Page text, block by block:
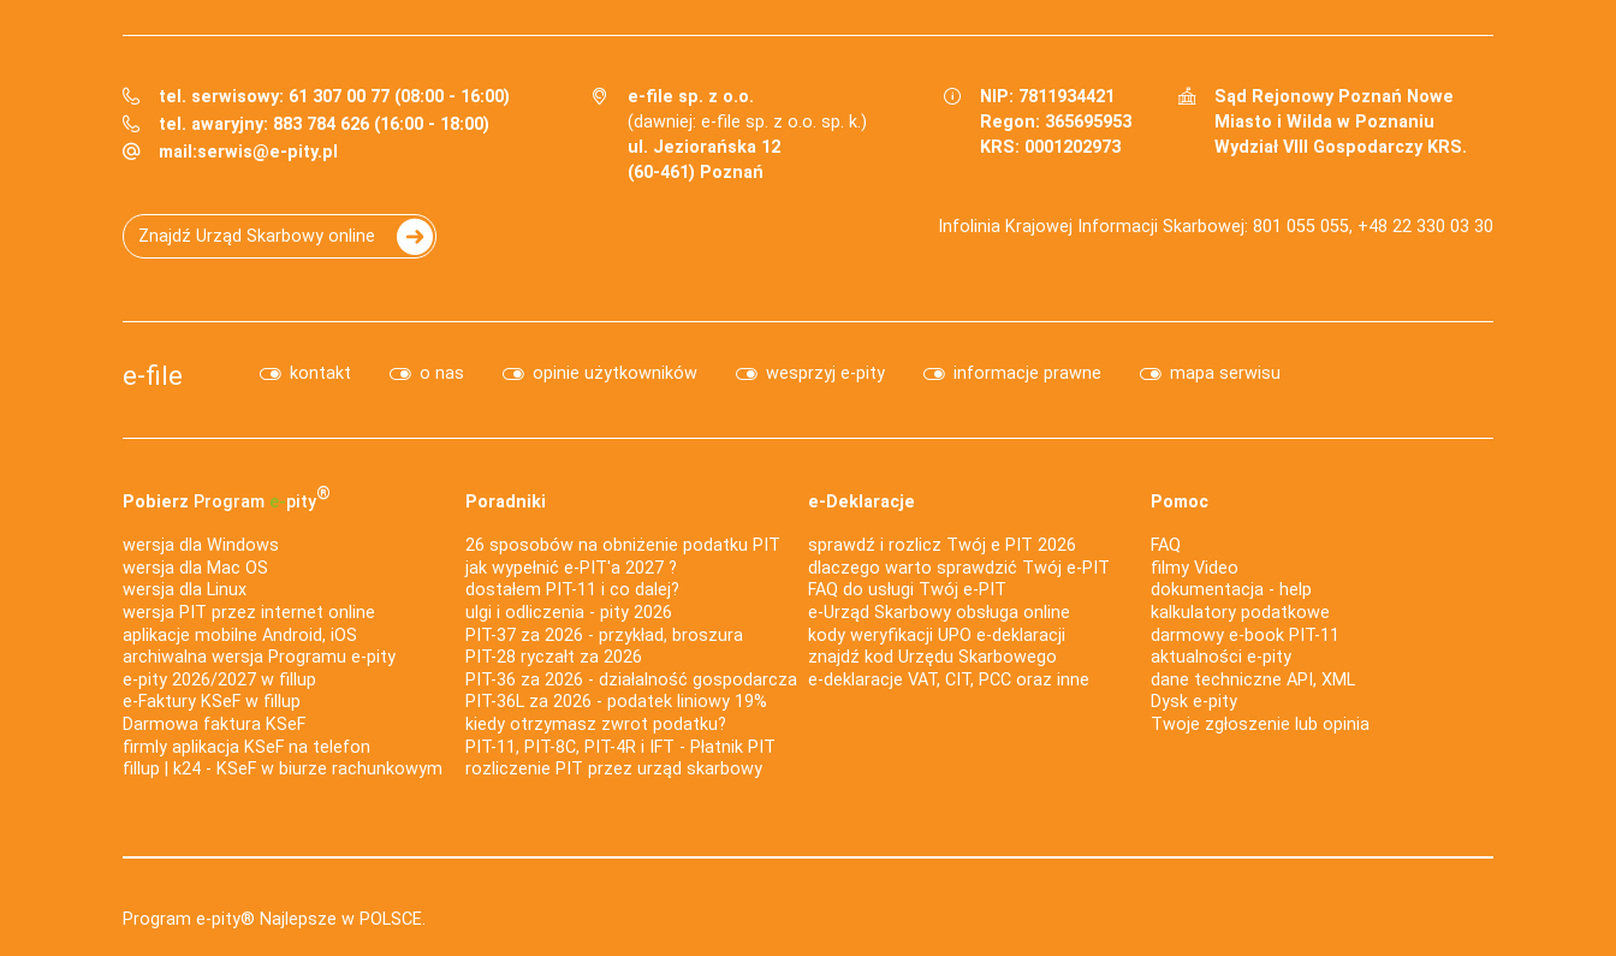
tel. serwisowy: 61 307 00 77 (08:00 - 16:00)
tel. awaryjny: 883 784 626 (16:00 - 18:00)
mail:serwis@e-pity.pl
e-file sp. z o.o.
(dawniej: e-file sp. z o.o. sp. k.)
ul. Jeziorańska 12
(60-461) Poznań
NIP: 7811934421
Regon: 365695953
KRS: 0001202973
Sąd Rejonowy Poznań Nowe
Miasto i Wilda w Poznaniu
Wydział VIII Gospodarczy KRS.
Znajdź Urząd Skarbowy online Infolinia Krajowej Informacji Skarbowej: 801 055 055, +48 22 330 03 30
e-file kontakt o nas opinie użytkowników wesprzyj e-pity informacje prawne mapa serwisu
Pobierz Program e‑pity®
wersja dla Windows
wersja dla Mac OS
wersja dla Linux
wersja PIT przez internet online
aplikacje mobilne Android, iOS
archiwalna wersja Programu e-pity
e-pity 2026/2027 w fillup
e‑Faktury KSeF w fillup
Darmowa faktura KSeF
firmly aplikacja KSeF na telefon
fillup | k24 - KSeF w biurze rachunkowym
Poradniki
26 sposobów na obniżenie podatku PIT
jak wypełnić e-PIT'a 2027 ?
dostałem PIT-11 i co dalej?
ulgi i odliczenia - pity 2026
PIT-37 za 2026 - przykład, broszura
PIT-28 ryczałt za 2026
PIT-36 za 2026 - działalność gospodarcza
PIT-36L za 2026 - podatek liniowy 19%
kiedy otrzymasz zwrot podatku?
PIT-11, PIT-8C, PIT-4R i IFT - Płatnik PIT
rozliczenie PIT przez urząd skarbowy
e-Deklaracje
sprawdź i rozlicz Twój e PIT 2026
dlaczego warto sprawdzić Twój e-PIT
FAQ do usługi Twój e-PIT
e-Urząd Skarbowy obsługa online
kody weryfikacji UPO e-deklaracji
znajdź kod Urzędu Skarbowego
e-deklaracje VAT, CIT, PCC oraz inne
Pomoc
FAQ
filmy Video
dokumentacja - help
kalkulatory podatkowe
darmowy e-book PIT-11
aktualności e-pity
dane techniczne API, XML
Dysk e-pity
Twoje zgłoszenie lub opinia
Program e-pity® Najlepsze w POLSCE.